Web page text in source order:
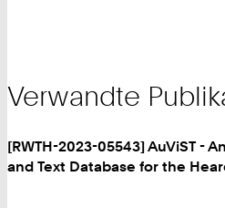
Verwandte
[RWTH-2023-05543] AuViST -
and Text Database for the